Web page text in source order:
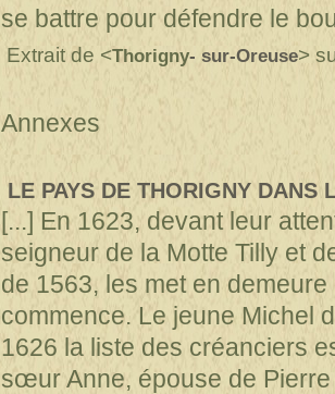
se battre pour défendre le
Extrait de <Thorigny- sur-Oreuse>
Annexes
LE PAYS DE THORIGNY DANS
[...] En 1623, devant leur
seigneur de la Motte Tilly et
de 1563, les met en
commence. Le jeune Michel
1626 la liste des créanciers
sœur Anne, épouse de